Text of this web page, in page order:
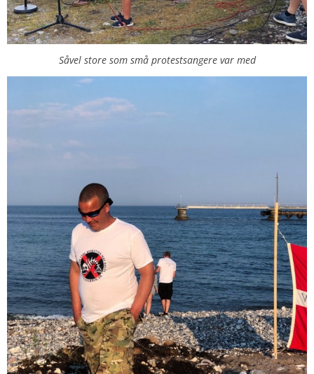
Såvel store som små protestsangere var med